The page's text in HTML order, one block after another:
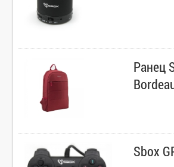
Ранец
Sbox